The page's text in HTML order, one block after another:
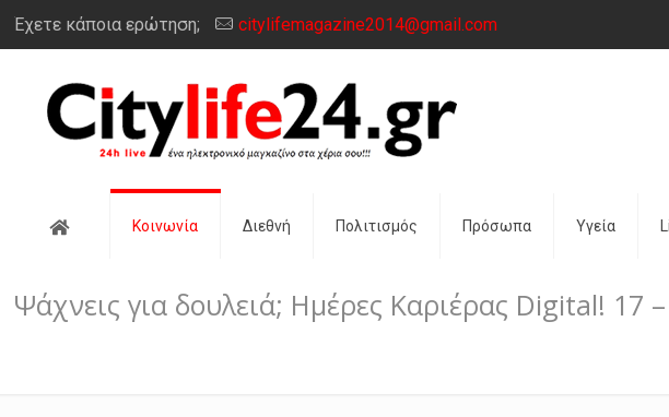
Έχετε κάποια ερώτηση; citylifemagazine2014@gmail.com
Αρχική Κοινωνία Διεθνή Πολιτισμός Πρόσωπα Υγεία
Ψάχνεις για δουλειά; Ημέρες Καριέρας Digital! 17